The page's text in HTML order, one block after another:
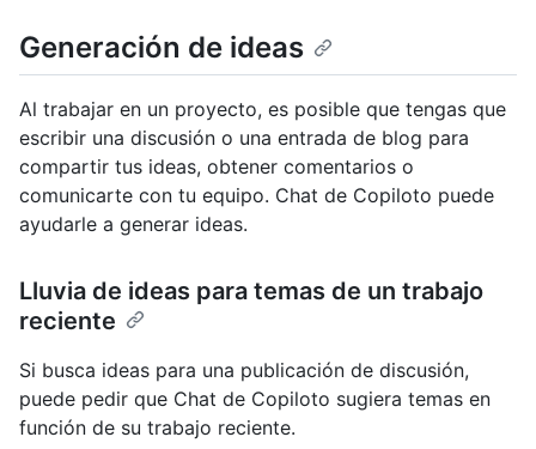
Generación de ideas
Al trabajar en un proyecto, es posible que tengas que
escribir una discusión o una entrada de blog para
compartir tus ideas, obtener comentarios o
comunicarte con tu equipo. Chat de Copiloto puede
ayudarle a generar ideas.
Lluvia de ideas para temas de un trabajo
reciente
Si busca ideas para una publicación de discusión,
puede pedir que Chat de Copiloto sugiera temas en
función de su trabajo reciente.